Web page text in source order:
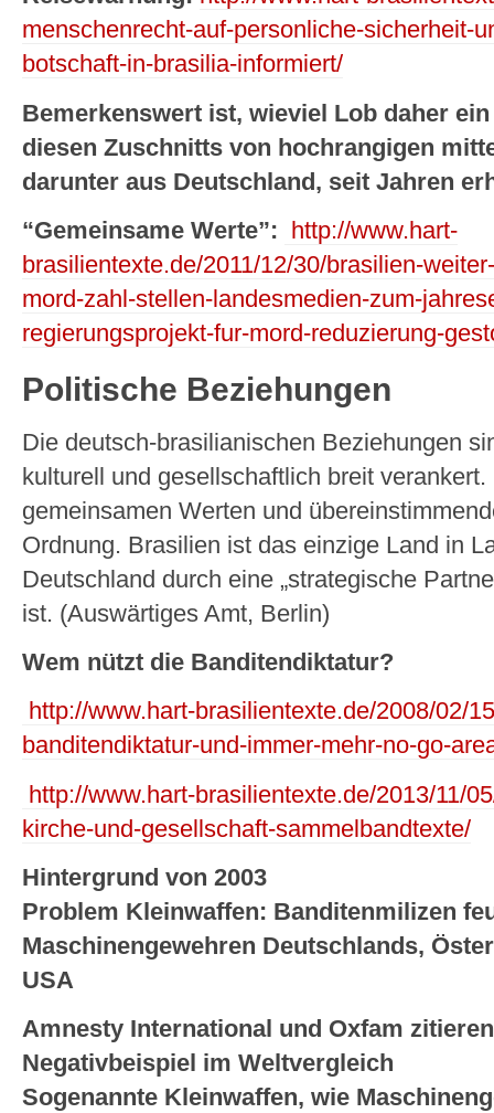
menschenrecht-auf-personliche-sicherheit-
botschaft-in-brasilia-informiert/
Bemerkenswert ist, wieviel Lob daher
diesen Zuschnitts von hochrangigen
darunter aus Deutschland, seit Jahren
“Gemeinsame Werte”:
http://www.hart-
brasilientexte.de/2011/12/30/brasilien-
mord-zahl-stellen-landesmedien-zum-
regierungsprojekt-fur-mord-reduzierung-
Politische Beziehungen
Die deutsch-brasilianischen Beziehungen
kulturell und gesellschaftlich breit
gemeinsamen Werten und
Ordnung. Brasilien ist das einzige Land in
Deutschland durch eine „strategische
ist. (Auswärtiges Amt, Berlin)
Wem nützt die Banditendiktatur?
http://www.hart-brasilientexte.de/2008/02/
banditendiktatur-und-immer-mehr-no-go-
http://www.hart-brasilientexte.de/2013/11/
kirche-und-gesellschaft-sammelbandtexte/
Hintergrund von 2003
Problem Kleinwaffen: Banditenmilizen
Maschinengewehren Deutschlands,
USA
Amnesty International und Oxfam
Negativbeispiel im Weltvergleich
Sogenannte Kleinwaffen, wie